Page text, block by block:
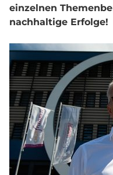
einzelnen
nachhaltige Erfolge!